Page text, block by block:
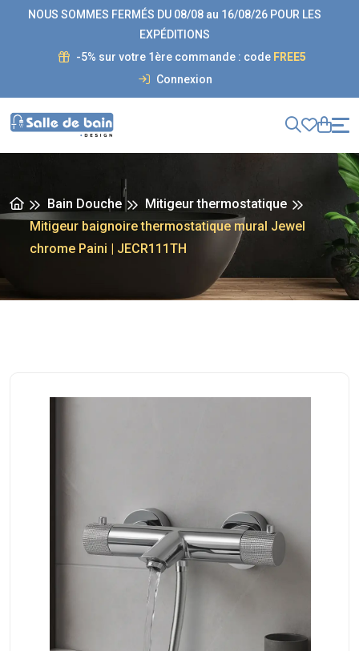
NOUS SOMMES FERMÉS DU 08/08 au 16/08/26 POUR LES
EXPÉDITIONS
-5% sur votre 1ère commande : code FREE5
Connexion
Bain Douche
Mitigeur thermostatique
Mitigeur baignoire thermostatique mural Jewel
chrome Paini | JECR111TH